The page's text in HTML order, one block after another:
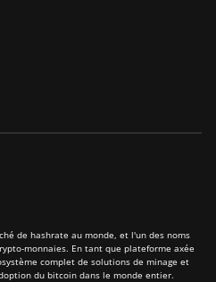
de hashrate au monde, et l'un des noms
monnaies. En tant que plateforme axée
complet de solutions de minage et
du bitcoin dans le monde entier.